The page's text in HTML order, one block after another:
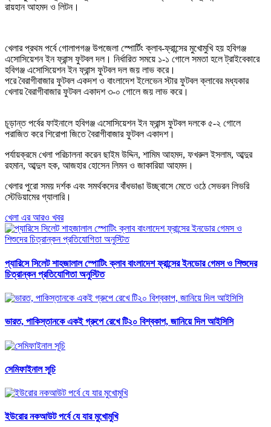
রায়হান আহমদ ও লিটন।
খেলার প্রথম পর্বে গোলাপগঞ্জ উপজেলা স্পোর্টিং ক্লাব-ফ্রান্সের মুখোমুখি হয় হবিগঞ্জ
এসোসিয়েশন ইন ফ্রান্স ফুটবল দল। নির্ধারিত সময়ে ১-১ গোলে সমতা হলে ট্রাইবেকারে
হবিগঞ্জ এসোসিয়েশন ইন ফ্রান্স ফুটবল দল জয় লাভ করে।
পরে বৈরাগীবাজার ফুটবল একদশ ও বাংলাদেশ ইলেভেন স্টার ফুটবল ক্লাবের মধ্যকার
খেলায় বৈরাগীবাজার ফুটবল একাদশ ৩-০ গোলে জয় লাভ করে।
চূড়ান্ত পর্বের ফাইনালে হবিগঞ্জ এসোসিয়েশন ইন ফ্রান্স ফুটবল দলকে ৫-২ গোলে
পরাজিত করে শিরোপা জিতে বৈরাগীবাজার ফুটবল একাদশ।
পর্যায়ক্রমে খেলা পরিচালনা করেন ছাইম উদ্দিন, শামিম আহমদ, ফখরুল ইসলাম, আব্দুর
রহমান, আব্দুল হক, আজহার হোসেন লিমন ও জাকারিয়া আহমদ।
খেলার পুরো সময় দর্শক এবং সমর্থকদের বাঁধভাঙা উচ্ছ্বাসে মেতে ওঠে সেভরন লিভরি
স্টেডিয়ামের গ্যালারি।
খেলা এর আরও খবর
প্যারিসে সিলেট শাহজালাল স্পোটিং ক্লাব বাংলাদেশ ফ্রান্সের ইনডোর গেমস ও শিশুদের
চিত্রান্কন প্রতিযোগিতা অনুস্টিত
ভারত, পাকিস্তানকে একই গ্রুপে রেখে টি২০ বিশ্বকাপ, জানিয়ে দিল আইসিসি
সেমিফাইনাল সূচি
ইউরোর নকআউট পর্বে যে যার মুখোমুখি